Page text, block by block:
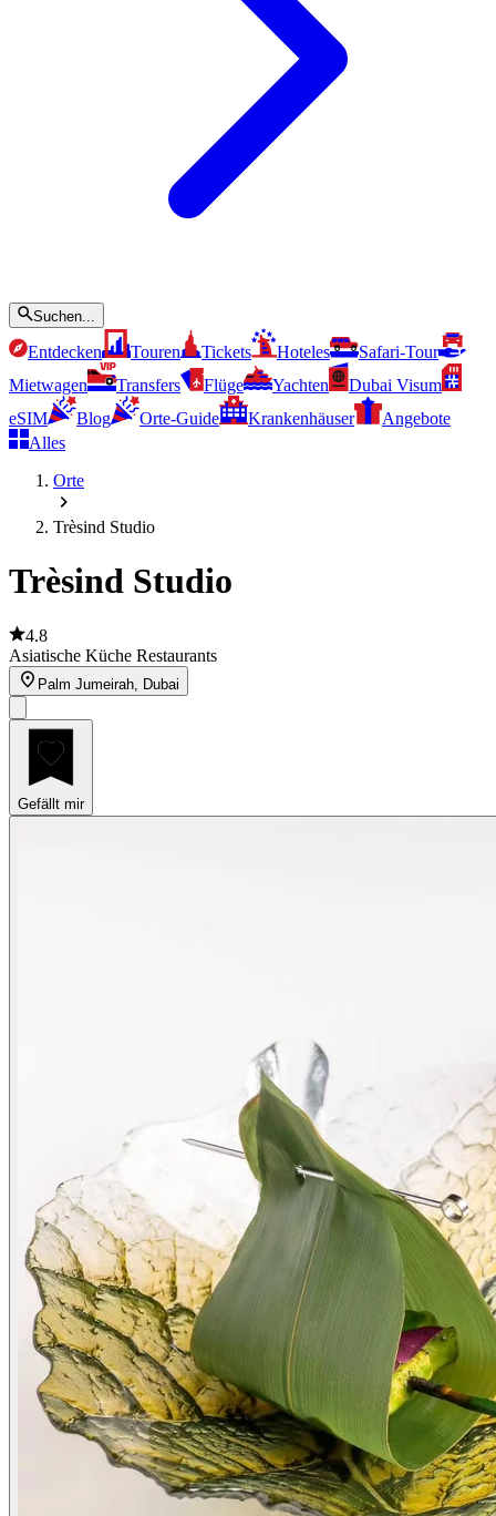
Suchen...
Entdecken Touren Tickets Hoteles
Safari-Tour
Mietwagen
Transfers Flüge Yachten
Dubai Visum
eSIM
Blog Orte-Guide Krankenhäuser
Angebote
Alles
Orte
Trèsind Studio
Trèsind Studio
4.8
Asiatische Küche Restaurants
Palm Jumeirah, Dubai
Gefällt mir